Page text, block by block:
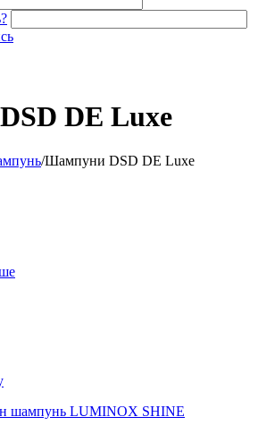
DE Luxe
/Шампуни DSD DE Luxe